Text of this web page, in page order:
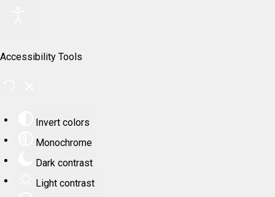
Accessibility Tools
Invert colors
Monochrome
Dark contrast
Light contrast